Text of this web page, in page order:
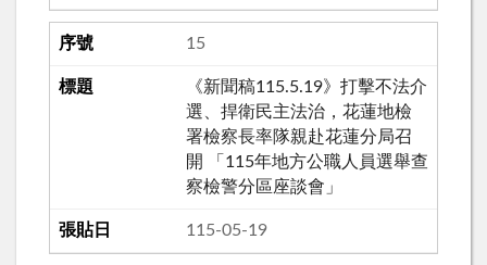
15
《新聞稿115.5.19》打擊不法介
選、捍衛民主法治，花蓮地檢
署檢察長率隊親赴花蓮分局召
開 「115年地方公職人員選舉查
察檢警分區座談會」
115-05-19